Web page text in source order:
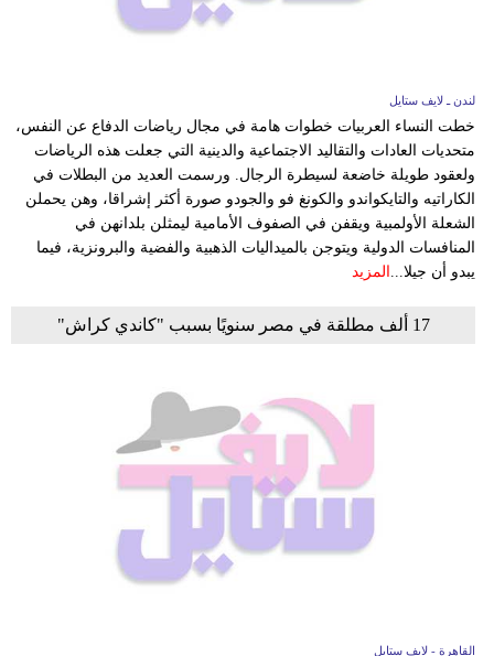
لندن ـ لايف ستايل
خطت النساء العربيات خطوات هامة في مجال رياضات الدفاع عن النفس،
متحديات العادات والتقاليد الاجتماعية والدينية التي جعلت هذه الرياضات
ولعقود طويلة خاضعة لسيطرة الرجال. ورسمت العديد من البطلات في
الكاراتيه والتايكواندو والكونغ فو والجودو صورة أكثر إشراقا، وهن يحملن
الشعلة الأولمبية ويقفن في الصفوف الأمامية ليمثلن بلدانهن في
المنافسات الدولية ويتوجن بالميداليات الذهبية والفضية والبرونزية، فيما
يبدو أن جيلا... المزيد
17 ألف مطلقة في مصر سنويًا بسبب "كاندي كراش"
القاهرة - لايف ستايل